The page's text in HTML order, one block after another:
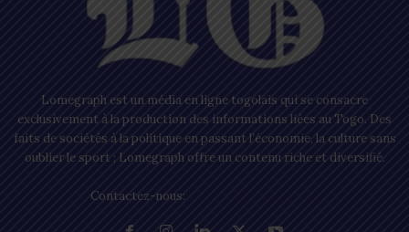
Lomegraph est un média en ligne togolais qui se consacre
exclusivement à la production des informations liées au Togo. Des
faits de sociétés à la politique en passant l’économie, la culture sans
oublier le sport ; Lomegraph offre un contenu riche et diversifié.
Contactez-nous: